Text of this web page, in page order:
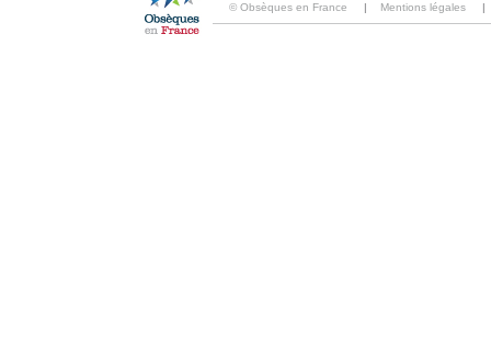
© Obsèques en France | Mentions légales |